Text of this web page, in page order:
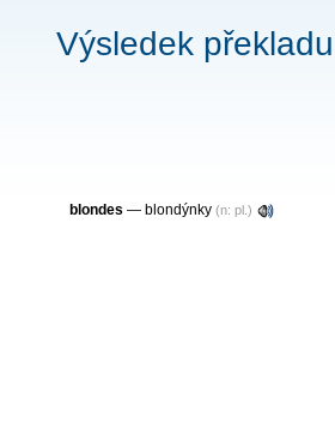
Výsledek překladu
blondes — blondýnky (n: pl.)